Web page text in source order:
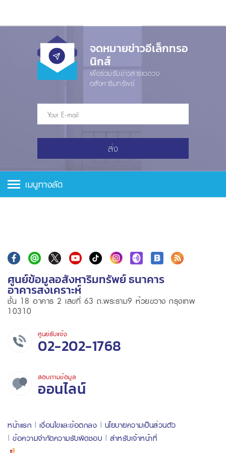
จดหมายข่าวอีเล็กทรอ
นิกส์
เพื่อร่วมรับข่าวสารแวดวง
อสังหาริมทรัพย์
ส่ง
เมนูทางลัด
ศูนย์ข้อมูลอสังหาริมทรัพย์ ธนาคาร
อาคารสงเคราะห์
ชั้น 18 อาคาร 2 เลขที่ 63 ถ.พระราม9 ห้วยขวาง กรุงเทพ
10310
ศูนย์รับแจ้ง
02-202-1768
สอบถามข้อมูล
ออนไลน์
หน้าแรก เงื่อนไขและข้อตกลง
นโยบายความเป็นส่วนตัว
ข้อความจำกัดความรับผิดชอบ
สำหรับเจ้าหน้าที่